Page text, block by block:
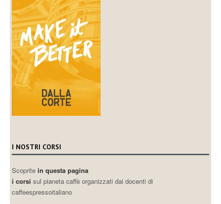
I NOSTRI CORSI
Scopritein questa pagina
i corsi sul pianeta caffè organizzati dai docenti di
caffeespressoitaliano